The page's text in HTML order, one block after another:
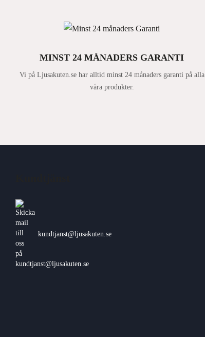
MINST 24 MÅNADERS GARANTI
Vi på Ljusakuten.se har alltid minst 24 månaders garanti på alla
våra produkter.
kundtjanst@ljusakuten.se